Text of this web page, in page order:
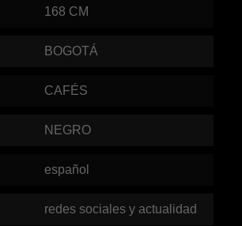
168 CM
BOGOTÁ
CAFÉS
NEGRO
español
redes sociales y actualidad